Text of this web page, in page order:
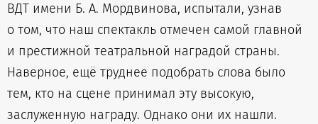
ВДТ имени Б. А. Мордвинова, испытали, узнав
о том, что наш спектакль отмечен самой главной
и престижной театральной наградой страны.
Наверное, ещё труднее подобрать слова было
тем, кто на сцене принимал эту высокую,
заслуженную награду. Однако они их нашли.